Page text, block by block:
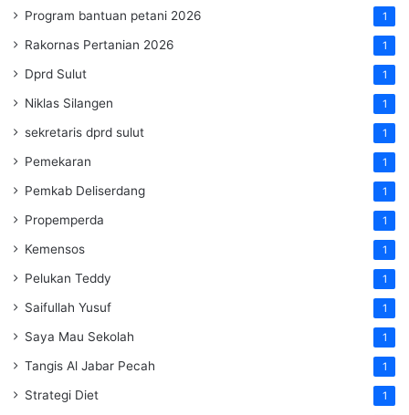
Program bantuan petani 2026 1
Rakornas Pertanian 2026 1
Dprd Sulut 1
Niklas Silangen 1
sekretaris dprd sulut 1
Pemekaran 1
Pemkab Deliserdang 1
Propemperda 1
Kemensos 1
Pelukan Teddy 1
Saifullah Yusuf 1
Saya Mau Sekolah 1
Tangis Al Jabar Pecah 1
Strategi Diet 1